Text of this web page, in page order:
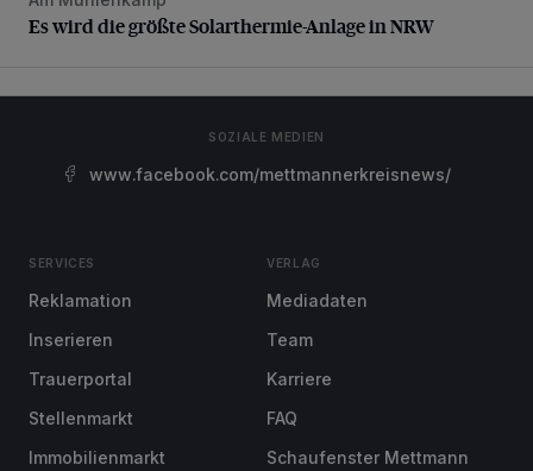
Es wird die größte Solarthermie-Anlage in NRW
SOZIALE MEDIEN
www.facebook.com/mettmannerkreisnews/
SERVICES
Reklamation
Inserieren
Trauerportal
Stellenmarkt
Immobilienmarkt
VERLAG
Mediadaten
Team
Karriere
FAQ
Schaufenster Mettmann